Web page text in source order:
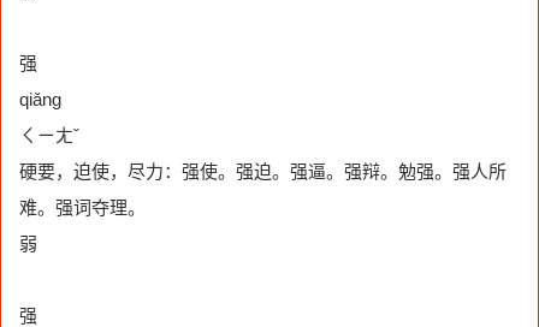
强
qiǎng
ㄑㄧㄤˇ
硬要，迫使，尽力：强使。强迫。强逼。强辩。勉强。强人所
难。强词夺理。
弱
强